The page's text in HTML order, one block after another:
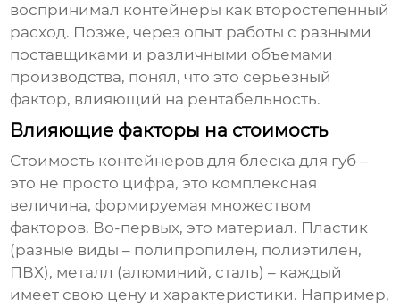
воспринимал контейнеры как второстепенный
расход. Позже, через опыт работы с разными
поставщиками и различными объемами
производства, понял, что это серьезный
фактор, влияющий на рентабельность.
Влияющие факторы на стоимость
Стоимость контейнеров для блеска для губ –
это не просто цифра, это комплексная
величина, формируемая множеством
факторов. Во-первых, это материал. Пластик
(разные виды – полипропилен, полиэтилен,
ПВХ), металл (алюминий, сталь) – каждый
имеет свою цену и характеристики. Например,